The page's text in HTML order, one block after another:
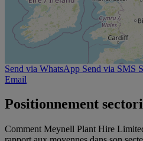
Send via WhatsApp Send via SMS
Email
Positionnement
Comment Meynell Plant Hire